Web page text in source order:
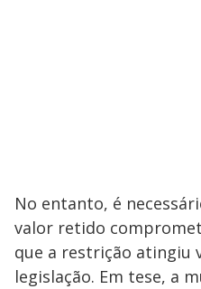
No entanto, é
valor retido
que a restrição atingiu
legislação. Em tese, a